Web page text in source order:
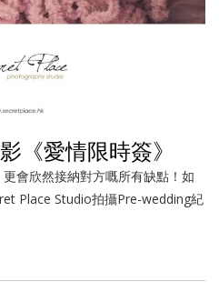
《愛情限時簽》
會欣然接納對方嘅所有缺點！如
Place Studio拍攝Pre-wedding紀